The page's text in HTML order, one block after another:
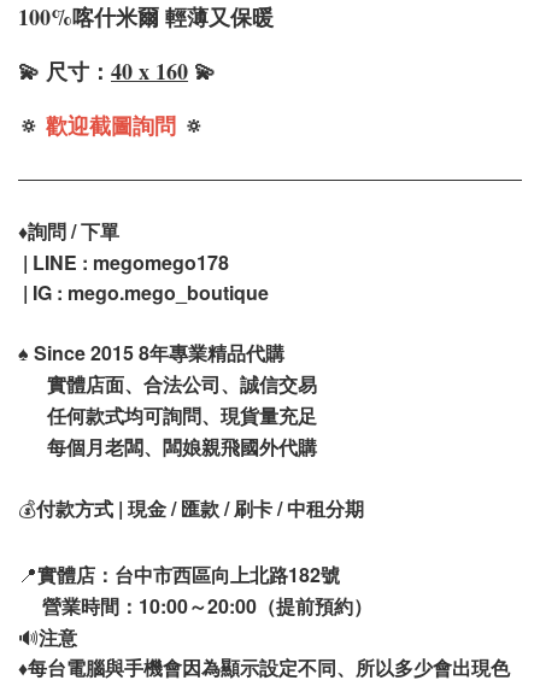
100%喀什米爾 輕薄又保暖
💫 尺寸： 40 x 160 💫
🔅 歡迎截圖詢問 🔅
♦️詢問 / 下單
| LINE : megomego178
| IG : mego.mego_boutique
♠️ Since 2015 8年專業精品代購
實體店面、合法公司、誠信交易
任何款式均可詢問、現貨量充足
每個月老闆、闆娘親飛國外代購
💰付款方式 | 現金 / 匯款 / 刷卡 / 中租分期
📍實體店：台中市西區向上北路182號
營業時間：10:00～20:00（提前預約）
🔊注意
♦️每台電腦與手機會因為顯示設定不同、所以多少會出現色